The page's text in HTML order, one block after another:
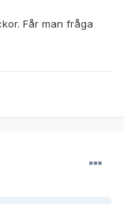
Får man fråga